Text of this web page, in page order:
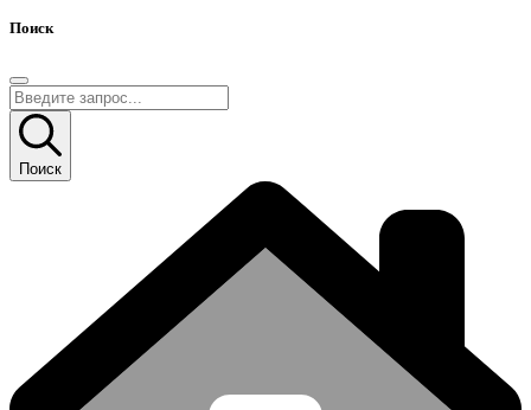
Поиск
Поиск